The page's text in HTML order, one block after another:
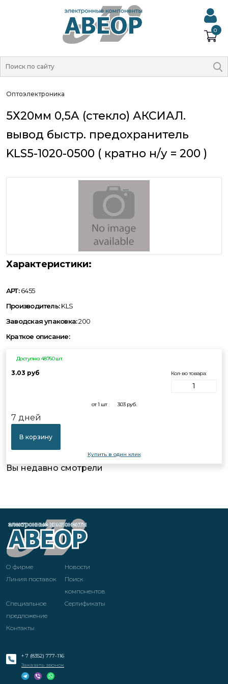
0
Оптоэлектроника
5Х20мм 0,5А (стекло) АКСИАЛ.
вывод быстр. предохранитель
KLS5-1020-0500 ( кратно н/у = 200 )
Характеристики:
АРТ:6455
Производитель:KLS
Заводская упаковка:200
Краткое описание:
Доступно: 48760 шт.
3.03 руб Кол-во товара:
от 1 шт 3.03руб.
7 дней
В корзину
Купить в один клик
Вы недавно смотрели
О фирме
Новости
Линия поставок
Поиск
компонентов
Специальное
предложение
Cертификаты
Контакты
+ 7 (8352) 777-116
Заказать звонок